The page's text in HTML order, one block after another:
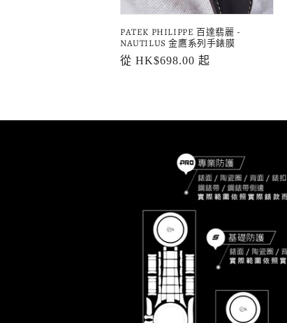
PATEK PHILIPPE 百達翡麗 -
NAUTILUS 金鷹系列手錶膜
定
從 HK$698.00 起